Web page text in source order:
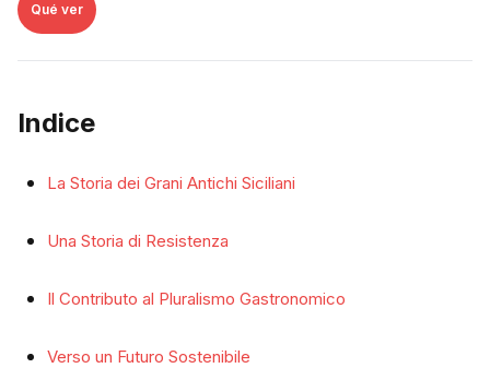
Qué ver
Indice
La Storia dei Grani Antichi Siciliani
Una Storia di Resistenza
Il Contributo al Pluralismo Gastronomico
Verso un Futuro Sostenibile